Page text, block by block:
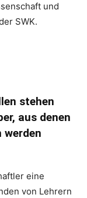
und
SWK.
stehen
aus denen
werden
eine
von Lehrern